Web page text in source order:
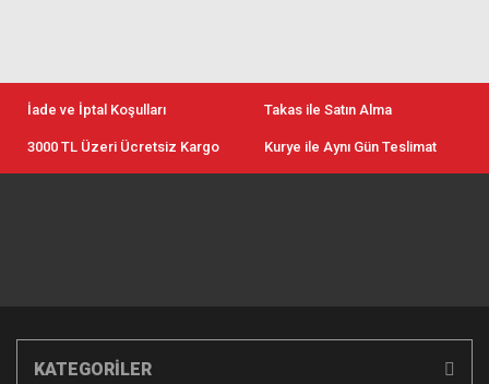
İade ve İptal Koşulları Takas ile Satın Alma
3000 TL Üzeri Ücretsiz Kargo Kurye ile Aynı Gün Teslimat
KATEGORİLER